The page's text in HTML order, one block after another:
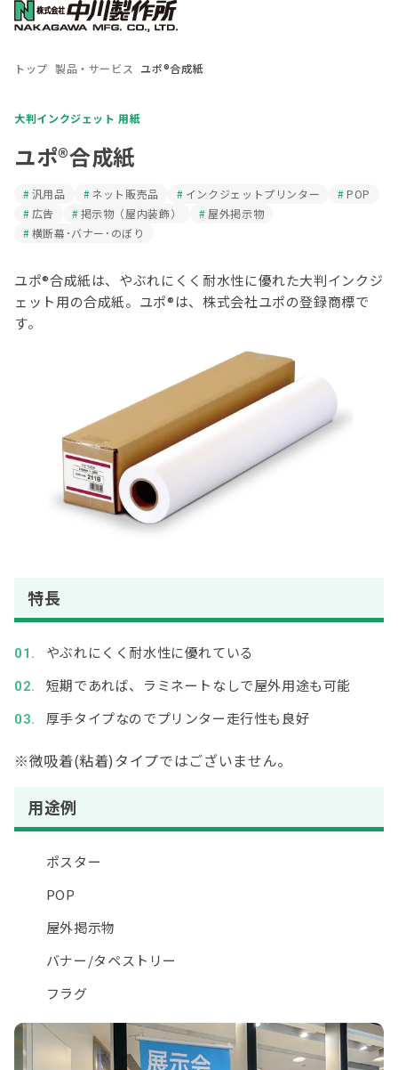
トップ 製品・サービス ユポ®合成紙
大判インクジェット 用紙
ユポ®合成紙
汎用品 ネット販売品 インクジェットプリンター
POP
広告
掲示物（屋内装飾）
屋外掲示物
横断幕･バナー･のぼり
ユポ®合成紙は、やぶれにくく耐水性に優れた大判インクジ
ェット用の合成紙。ユポ®は、株式会社ユポの登録商標で
す。
特長
やぶれにくく耐水性に優れている
短期であれば、ラミネートなしで屋外用途も可能
厚手タイプなのでプリンター走行性も良好
※微吸着(粘着)タイプではございません。
用途例
ポスター
POP
屋外掲示物
バナー/タペストリー
フラグ